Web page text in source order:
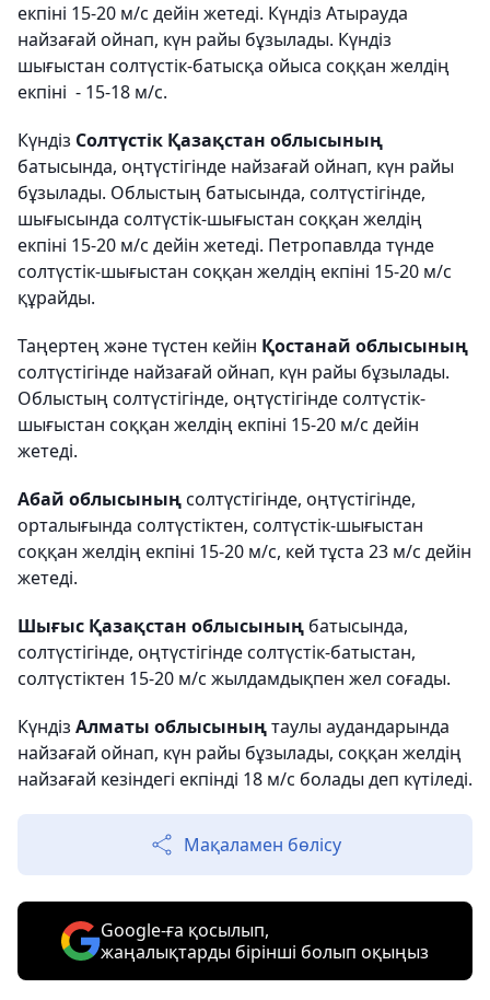
екпіні 15-20 м/с дейін жетеді. Күндіз Атырауда
найзағай ойнап, күн райы бұзылады. Күндіз
шығыстан солтүстік-батысқа ойыса соққан желдің
екпіні - 15-18 м/с.
Күндіз Солтүстік Қазақстан облысының
батысында, оңтүстігінде найзағай ойнап, күн райы
бұзылады. Облыстың батысында, солтүстігінде,
шығысында солтүстік-шығыстан соққан желдің
екпіні 15-20 м/с дейін жетеді. Петропавлда түнде
солтүстік-шығыстан соққан желдің екпіні 15-20 м/с
құрайды.
Таңертең және түстен кейін Қостанай облысының
солтүстігінде найзағай ойнап, күн райы бұзылады.
Облыстың солтүстігінде, оңтүстігінде солтүстік-
шығыстан соққан желдің екпіні 15-20 м/с дейін
жетеді.
Абай облысыныңсолтүстігінде, оңтүстігінде,
орталығында солтүстіктен, солтүстік-шығыстан
соққан желдің екпіні 15-20 м/с, кей тұста 23 м/с дейін
жетеді.
Шығыс Қазақстан облысының батысында,
солтүстігінде, оңтүстігінде солтүстік-батыстан,
солтүстіктен 15-20 м/с жылдамдықпен жел соғады.
Күндіз Алматы облысыныңтаулы аудандарында
найзағай ойнап, күн райы бұзылады, соққан желдің
найзағай кезіндегі екпінді 18 м/с болады деп күтіледі.
Мақаламен бөлісу
Google-ға қосылып,
жаңалықтарды бірінші болып оқыңыз